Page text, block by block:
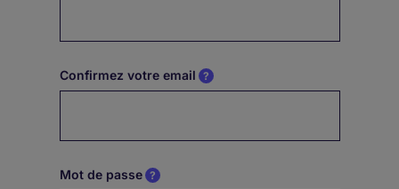
Confirmez votre email
Mot de passe